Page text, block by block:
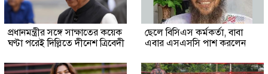
প্রধানমন্ত্রীর সঙ্গে সাক্ষাতের কয়েক
ঘণ্টা পরেই দিল্লিতে দীনেশ ত্রিবেদী
ছেলে বিসিএস কর্মকর্তা, বাবা
এবার এসএসসি পাশ করলেন